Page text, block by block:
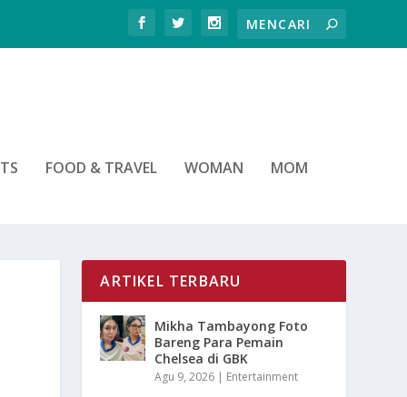
FOOD & TRAVEL WOMAN MOM
ARTIKEL TERBARU
Mikha Tambayong Foto
Bareng Para Pemain
Chelsea di GBK
Agu 9, 2026 | Entertainment